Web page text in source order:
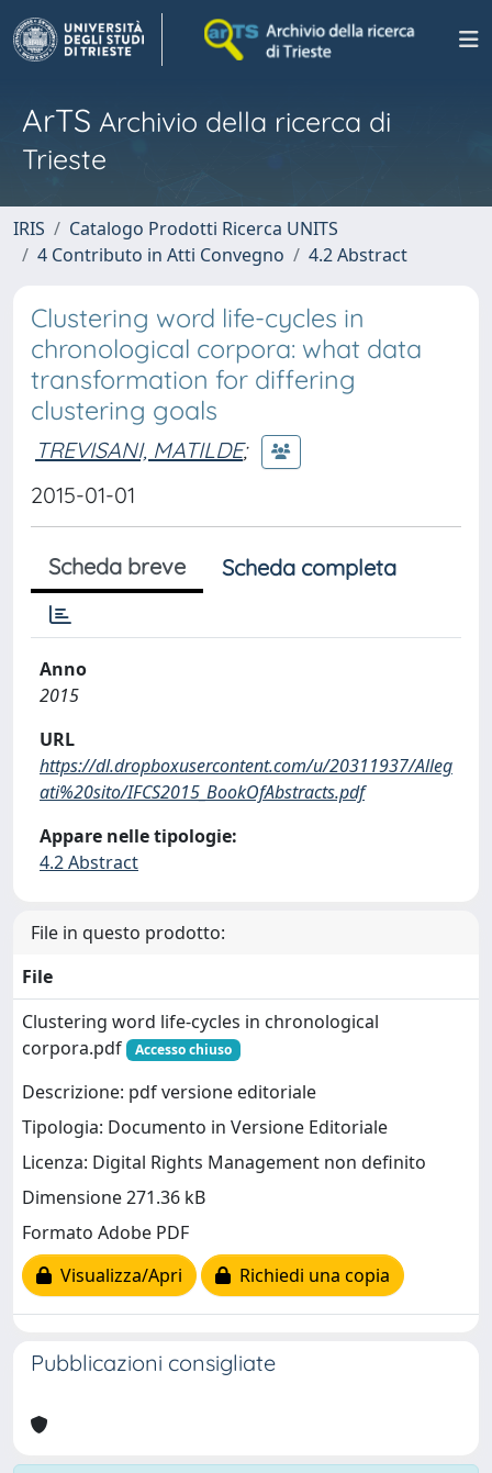
ArTS Archivio della ricerca di
Trieste
IRIS
Catalogo Prodotti Ricerca UNITS
4 Contributo in Atti Convegno
4.2 Abstract
Clustering word life-cycles in
chronological corpora: what data
transformation for differing
clustering goals
TREVISANI, MATILDE;
2015-01-01
Scheda breve Scheda completa
Anno
2015
URL
https://dl.dropboxusercontent.com/u/20311937/Alleg
ati%20sito/IFCS2015_BookOfAbstracts.pdf
Appare nelle tipologie:
4.2 Abstract
File in questo prodotto:
File
Clustering word life-cycles in chronological
corpora.pdf
Accesso chiuso
Descrizione: pdf versione editoriale
Tipologia: Documento in Versione Editoriale
Licenza: Digital Rights Management non definito
Dimensione 271.36 kB
Formato Adobe PDF
Visualizza/Apri
Richiedi una copia
Pubblicazioni consigliate